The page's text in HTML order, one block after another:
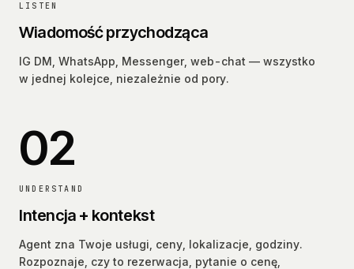
LISTEN
Wiadomość przychodząca
IG DM, WhatsApp, Messenger, web-chat — wszystko
w jednej kolejce, niezależnie od pory.
02
UNDERSTAND
Intencja + kontekst
Agent zna Twoje usługi, ceny, lokalizacje, godziny.
Rozpoznaje, czy to rezerwacja, pytanie o cenę,